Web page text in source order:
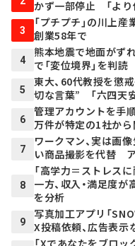
かず一部停止 「より
3
「プチプチ」の川上
創業58年で
4
熊本地震で地面がず
で「変位境界」を判
5
東大、60代教授を懲
切な言葉” 「六四天
6
管理アカウントを手
万件が特定の1社か
7
ワークマン、実は画
い商品撮影を代替
8
「高学力＝ストレス
一方、収入・満足度
を分析
9
写真加工アプリ「
X投稿依頼、広告表
「Xであなたをブロ